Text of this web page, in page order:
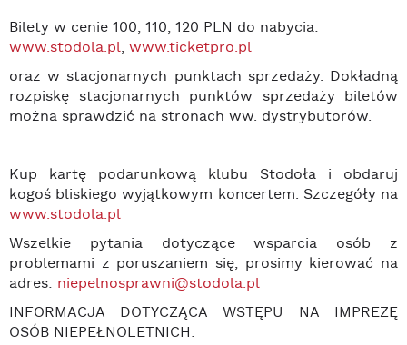
Bilety w cenie 100, 110, 120 PLN do nabycia:
www.stodola.pl, www.ticketpro.pl
oraz w stacjonarnych punktach sprzedaży. Dokładną
rozpiskę stacjonarnych punktów sprzedaży biletów
można sprawdzić na stronach ww. dystrybutorów.
Kup kartę podarunkową klubu Stodoła i obdaruj
kogoś bliskiego wyjątkowym koncertem. Szczegóły na
www.stodola.pl
Wszelkie pytania dotyczące wsparcia osób z
problemami z poruszaniem się, prosimy kierować na
adres: niepelnosprawni@stodola.pl
INFORMACJA DOTYCZĄCA WSTĘPU NA IMPREZĘ
OSÓB NIEPEŁNOLETNICH: